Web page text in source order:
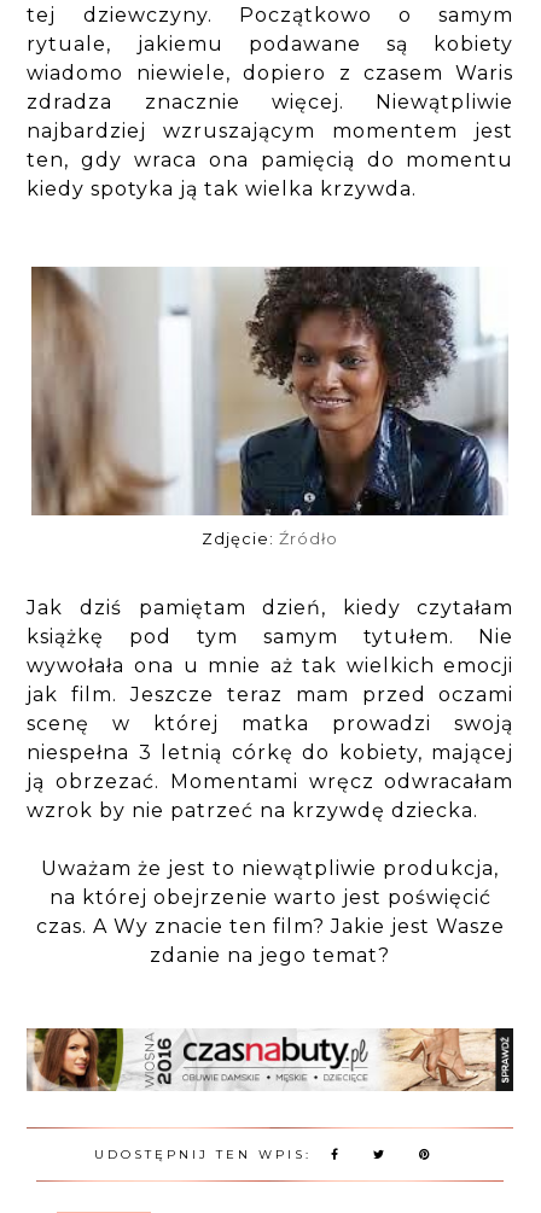
tej dziewczyny. Początkowo o samym
rytuale, jakiemu podawane są kobiety
wiadomo niewiele, dopiero z czasem Waris
zdradza znacznie więcej. Niewątpliwie
najbardziej wzruszającym momentem jest
ten, gdy wraca ona pamięcią do momentu
kiedy spotyka ją tak wielka krzywda.
Zdjęcie:Źródło
Jak dziś pamiętam dzień, kiedy czytałam
książkę pod tym samym tytułem. Nie
wywołała ona u mnie aż tak wielkich emocji
jak film. Jeszcze teraz mam przed oczami
scenę w której matka prowadzi swoją
niespełna 3 letnią córkę do kobiety, mającej
ją obrzezać. Momentami wręcz odwracałam
wzrok by nie patrzeć na krzywdę dziecka.
Uważam że jest to niewątpliwie produkcja,
na której obejrzenie warto jest poświęcić
czas. A Wy znacie ten film? Jakie jest Wasze
zdanie na jego temat?
UDOSTĘPNIJ TEN WPIS: